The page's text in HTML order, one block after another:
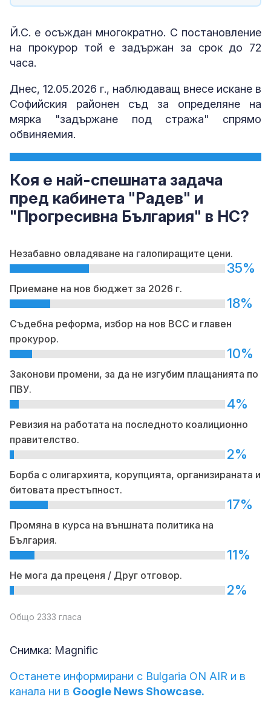
Й.С. е осъждан многократно. С постановление
на прокурор той е задържан за срок до 72
часа.
Днес, 12.05.2026 г., наблюдаващ внесе искане в
Софийския районен съд за определяне на
мярка "задържане под стража" спрямо
обвиняемия.
Коя е най-спешната задача
пред кабинета "Радев" и
"Прогресивна България" в НС?
Незабавно овладяване на галопиращите цени.
35%
Приемане на нов бюджет за 2026 г.
18%
Съдебна реформа, избор на нов ВСС и главен
прокурор.
10%
Законови промени, за да не изгубим плащанията по
ПВУ.
4%
Ревизия на работата на последното коалиционно
правителство.
2%
Борба с олигархията, корупцията, организираната и
битовата престъпност.
17%
Промяна в курса на външната политика на
България.
11%
Не мога да преценя / Друг отговор.
2%
Общо 2333 гласа
Снимка: Magnific
Останете информирани с Bulgaria ON AIR и в
канала ни в Google News Showcase.